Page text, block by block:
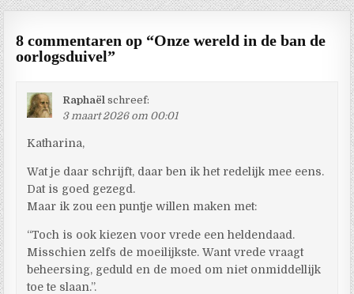
8 commentaren op “Onze wereld in de ban de
oorlogsduivel”
Raphaël schreef:
3 maart 2026 om 00:01
Katharina,
Wat je daar schrijft, daar ben ik het redelijk mee eens.
Dat is goed gezegd.
Maar ik zou een puntje willen maken met:
“Toch is ook kiezen voor vrede een heldendaad.
Misschien zelfs de moeilijkste. Want vrede vraagt
beheersing, geduld en de moed om niet onmiddellijk
toe te slaan.”.